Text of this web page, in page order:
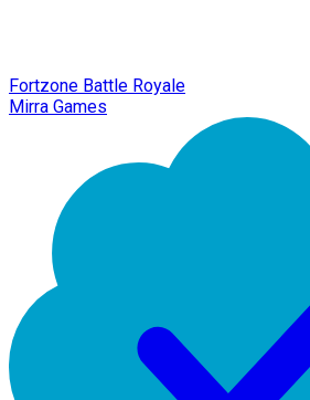
Fortzone Battle Royale
Mirra Games